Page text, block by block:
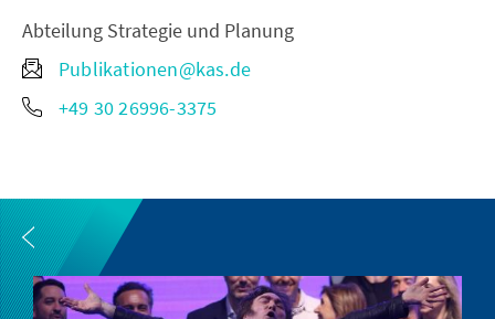
Abteilung Strategie und Planung
Publikationen@kas.de
+49 30 26996-3375